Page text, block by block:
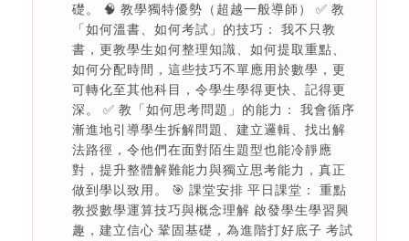
礎。 🧠 教學獨特優勢（超越一般導師） ✅ 教
「如何溫書、如何考試」的技巧： 我不只教
書，更教學生如何整理知識、如何提取重點、
如何分配時間，這些技巧不單應用於數學，更
可轉化至其他科目，令學生學得更快、記得更
深。 ✅ 教「如何思考問題」的能力： 我會循序
漸進地引導學生拆解問題、建立邏輯、找出解
法路徑，令他們在面對陌生題型也能冷靜應
對，提升整體解難能力與獨立思考能力，真正
做到學以致用。 🎯 課堂安排 平日課堂： 重點
教授數學運算技巧與概念理解 啟發學生學習興
趣，建立信心 鞏固基礎，為進階打好底子 考試